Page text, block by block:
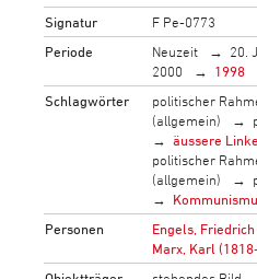
Signatur
F Pe-0773
Periode
Neuzeit 20.
2000
1998
Schlagwörter
politischer
(allgemein)
äussere Linke
politischer
(allgemein)
Personen
Engels,
Marx, Karl